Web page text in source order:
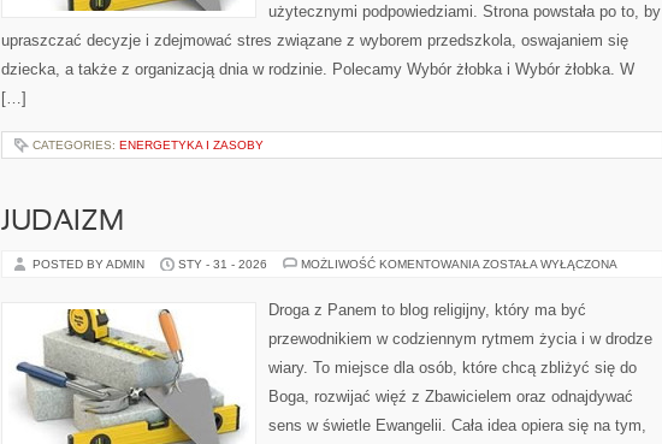
użytecznymi podpowiedziami. Strona powstała po to, by
upraszczać decyzje i zdejmować stres związane z wyborem przedszkola, oswajaniem się
dziecka, a także z organizacją dnia w rodzinie. Polecamy Wybór żłobka i Wybór żłobka. W
[…]
CATEGORIES: ENERGETYKA I ZASOBY
JUDAIZM
POSTED BY ADMIN STY - 31 - 2026 MOŻLIWOŚĆ KOMENTOWANIA JUDAIZM
ZOSTAŁA WYŁĄCZONA
Droga z Panem to blog religijny, który ma być
przewodnikiem w codziennym rytmem życia i w drodze
wiary. To miejsce dla osób, które chcą zbliżyć się do
Boga, rozwijać więź z Zbawicielem oraz odnajdywać
sens w świetle Ewangelii. Cała idea opiera się na tym,